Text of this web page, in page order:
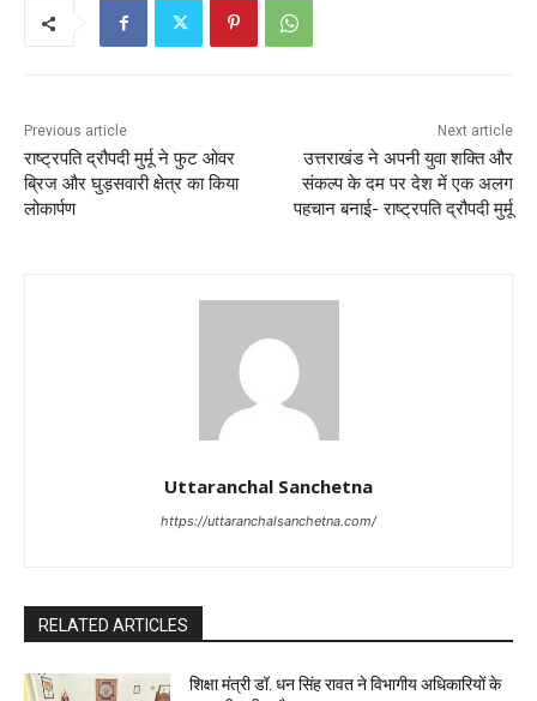
Previous article
राष्ट्रपति द्रौपदी मुर्मू ने फुट ओवर
ब्रिज और घुड़सवारी क्षेत्र का किया
लोकार्पण
Next article
उत्तराखंड ने अपनी युवा शक्ति और
संकल्प के दम पर देश में एक अलग
पहचान बनाई- राष्ट्रपति द्रौपदी मुर्मू
Uttaranchal Sanchetna
https://uttaranchalsanchetna.com/
RELATED ARTICLES
शिक्षा मंत्री डॉ. धन सिंह रावत ने विभागीय अधिकारियों के